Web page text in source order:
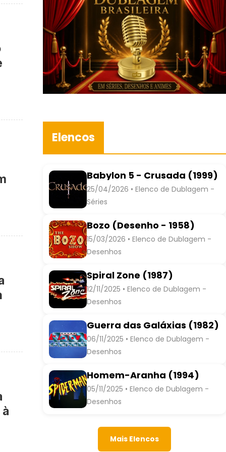
Elencos
Babylon 5 - Crusada (1999)
25/04/2026 • Elenco de Dublagem -
Séries
Bozo (Desenho - 1958)
15/03/2026 • Elenco de Dublagem -
Desenhos
Spiral Zone (1987)
12/11/2025 • Elenco de Dublagem -
Desenhos
Guerra das Galáxias (1982)
06/11/2025 • Elenco de Dublagem -
Desenhos
Homem-Aranha (1994)
05/11/2025 • Elenco de Dublagem -
Desenhos
Mais Elencos